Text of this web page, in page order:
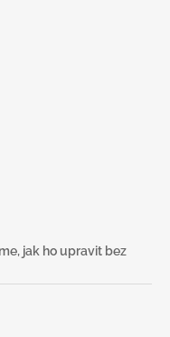
jak ho upravit bez